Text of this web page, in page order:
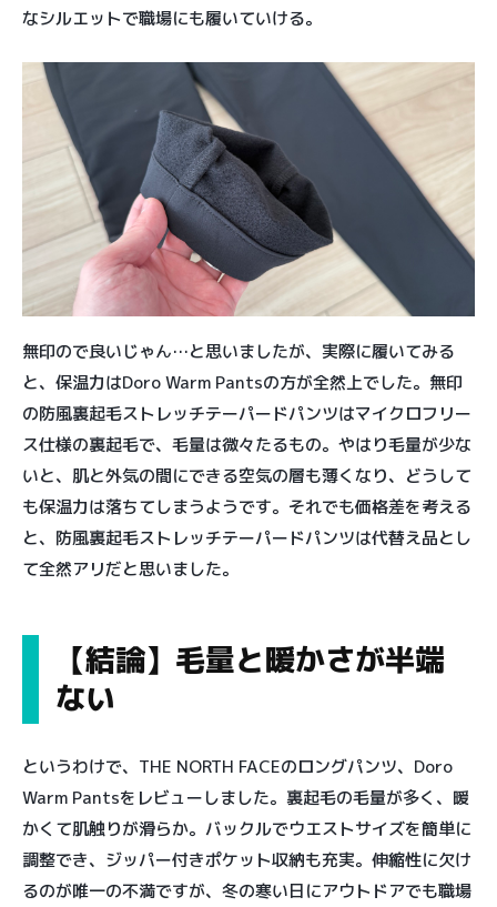
なシルエットで職場にも履いていける。
無印ので良いじゃん…と思いましたが、実際に履いてみる
と、保温力はDoro Warm Pantsの方が全然上でした。無印
の防風裏起毛ストレッチテーパードパンツはマイクロフリー
ス仕様の裏起毛で、毛量は微々たるもの。やはり毛量が少な
いと、肌と外気の間にできる空気の層も薄くなり、どうして
も保温力は落ちてしまうようです。それでも価格差を考える
と、防風裏起毛ストレッチテーパードパンツは代替え品とし
て全然アリだと思いました。
【結論】毛量と暖かさが半端
ない
というわけで、THE NORTH FACEのロングパンツ、Doro
Warm Pantsをレビューしました。裏起毛の毛量が多く、暖
かくて肌触りが滑らか。バックルでウエストサイズを簡単に
調整でき、ジッパー付きポケット収納も充実。伸縮性に欠け
るのが唯一の不満ですが、冬の寒い日にアウトドアでも職場